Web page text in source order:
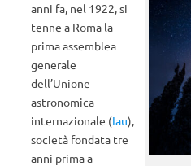
anni fa, nel 1922, si
tenne a Roma la
prima assemblea
generale
dell’Unione
astronomica
internazionale (Iau),
società fondata tre
anni prima a